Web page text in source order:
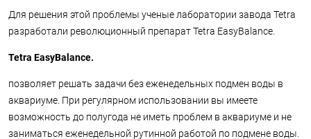
Для решения этой проблемы ученые лаборатории завода Tetra
разработали революционный препарат Tetra EasyBalance.
Tetra EasyBalance.
позволяет решать задачи без еженедельных подмен воды в
аквариуме. При регулярном использовании вы имеете
возможность до полугода не иметь проблем в аквариуме и не
заниматься еженедельной рутинной работой по подмене воды.